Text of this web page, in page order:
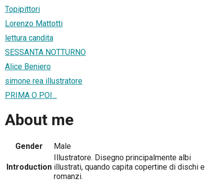
Topipittori
Lorenzo Mattotti
lettura candita
SESSANTA NOTTURNO
Alice Beniero
simone rea illustratore
PRIMA O POI...
About me
Gender Male
Introduction
Illustratore. Disegno principalmente albi
illustrati, quando capita copertine di dischi e
romanzi.